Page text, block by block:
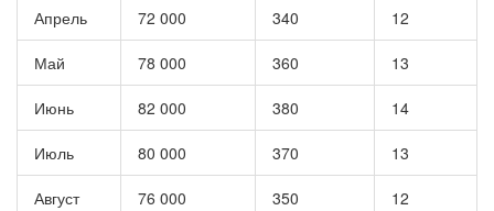
Апрель 72 000 340 12
Май 78 000 360 13
Июнь 82 000 380 14
Июль 80 000 370 13
Август 76 000 350 12